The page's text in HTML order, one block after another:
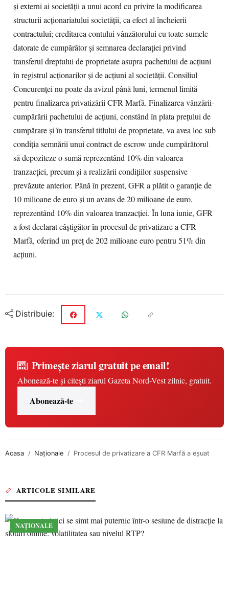
şi externi ai societăţii a unui acord cu privire la modificarea
structurii acţionariatului societăţii, ca efect al încheierii
contractului; creditarea contului vânzătorului cu toate sumele
datorate de cumpărător şi semnarea declaraţiei privind
transferul dreptului de proprietate asupra pachetului de acţiuni
în registrul acţionarilor şi de acţiuni al societăţii. Consiliul
Concurenţei nu poate da avizul până luni, termenul limită
pentru finalizarea privatizării CFR Marfă. Finalizarea vânzării-
cumpărării pachetului de acţiuni, constând în plata preţului de
cumpărare şi în transferul titlului de proprietate, va avea loc sub
condiţia semnării unui contract de escrow unde cumpărătorul
să depoziteze o sumă reprezentând 10% din valoarea
tranzacţiei, precum şi a realizării condiţiilor suspensive
prevăzute anterior. Până în prezent, GFR a plătit o garanţie de
10 milioane de euro şi un avans de 20 milioane de euro,
reprezentând 10% din valoarea tranzacţiei. În luna iunie, GFR
a fost declarat câştigător în procesul de privatizare a CFR
Marfă, oferind un preţ de 202 milioane euro pentru 51% din
acţiuni.
Distribuie:
Primește ziarul gratuit pe email!
Abonează-te și citești ziarul Gazeta Nord-Vest zilnic, gratuit.
Abonează-te
Acasa Naționale Procesul de privatizare a CFR Marfă a eşuat
ARTICOLE SIMILARE
NAȚIONALE